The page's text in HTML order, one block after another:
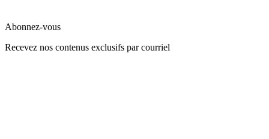
Abonnez-vous
Recevez nos contenus exclusifs par courriel